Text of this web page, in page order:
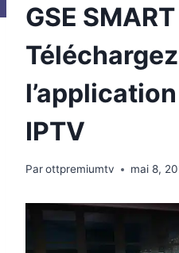
GSE
IPTV
Parottpremiumtv mai 8,